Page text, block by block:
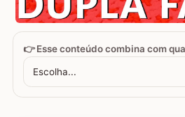
👉 Esse conteúdo combina com
Escolha...